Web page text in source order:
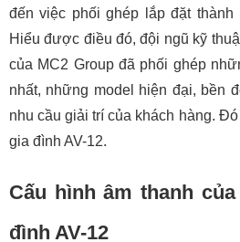
đến việc phối ghép lắp đặt thành
Hiểu được điều đó, đội ngũ kỹ
của MC2 Group đã phối ghép
nhất, những model hiện đại, bền
nhu cầu giải trí của khách hàng.
gia đình AV-12.
Cấu hình âm thanh
đình AV-12